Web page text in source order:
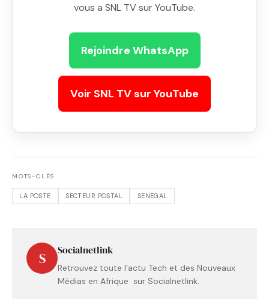
vous a SNL TV sur YouTube.
Rejoindre WhatsApp
Voir SNL TV sur YouTube
MOTS-CLÉS
LA POSTE SECTEUR POSTAL SENEGAL
S Socialnetlink
Retrouvez toute l'actu Tech et des Nouveaux
Médias en Afrique sur Socialnetlink.